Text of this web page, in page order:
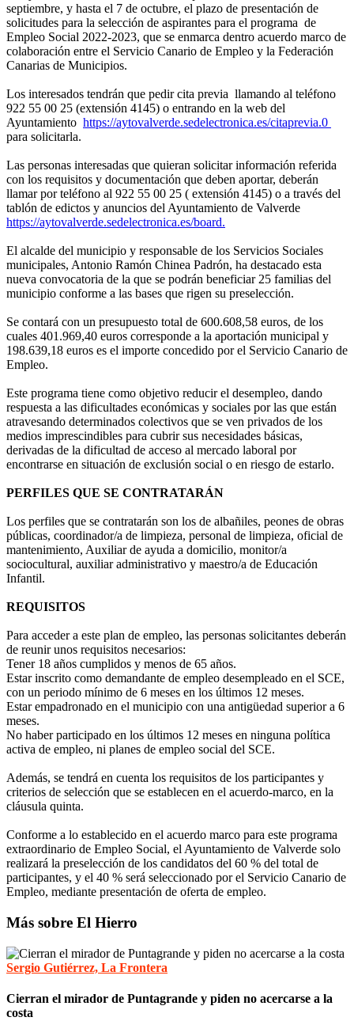
septiembre, y hasta el 7 de octubre, el plazo de presentación de
solicitudes para la selección de aspirantes para el programa de
Empleo Social 2022-2023, que se enmarca dentro acuerdo marco de
colaboración entre el Servicio Canario de Empleo y la Federación
Canarias de Municipios.
Los interesados tendrán que pedir cita previa llamando al teléfono
922 55 00 25 (extensión 4145) o entrando en la web del
Ayuntamiento https://aytovalverde.sedelectronica.es/citaprevia.0
para solicitarla.
Las personas interesadas que quieran solicitar información referida
con los requisitos y documentación que deben aportar, deberán
llamar por teléfono al 922 55 00 25 ( extensión 4145) o a través del
tablón de edictos y anuncios del Ayuntamiento de Valverde
https://aytovalverde.sedelectronica.es/board.
El alcalde del municipio y responsable de los Servicios Sociales
municipales, Antonio Ramón Chinea Padrón, ha destacado esta
nueva convocatoria de la que se podrán beneficiar 25 familias del
municipio conforme a las bases que rigen su preselección.
Se contará con un presupuesto total de 600.608,58 euros, de los
cuales 401.969,40 euros corresponde a la aportación municipal y
198.639,18 euros es el importe concedido por el Servicio Canario de
Empleo.
Este programa tiene como objetivo reducir el desempleo, dando
respuesta a las dificultades económicas y sociales por las que están
atravesando determinados colectivos que se ven privados de los
medios imprescindibles para cubrir sus necesidades básicas,
derivadas de la dificultad de acceso al mercado laboral por
encontrarse en situación de exclusión social o en riesgo de estarlo.
PERFILES QUE SE CONTRATARÁN
Los perfiles que se contratarán son los de albañiles, peones de obras
públicas, coordinador/a de limpieza, personal de limpieza, oficial de
mantenimiento, Auxiliar de ayuda a domicilio, monitor/a
sociocultural, auxiliar administrativo y maestro/a de Educación
Infantil.
REQUISITOS
Para acceder a este plan de empleo, las personas solicitantes deberán
de reunir unos requisitos necesarios:
Tener 18 años cumplidos y menos de 65 años.
Estar inscrito como demandante de empleo desempleado en el SCE,
con un periodo mínimo de 6 meses en los últimos 12 meses.
Estar empadronado en el municipio con una antigüedad superior a 6
meses.
No haber participado en los últimos 12 meses en ninguna política
activa de empleo, ni planes de empleo social del SCE.
Además, se tendrá en cuenta los requisitos de los participantes y
criterios de selección que se establecen en el acuerdo-marco, en la
cláusula quinta.
Conforme a lo establecido en el acuerdo marco para este programa
extraordinario de Empleo Social, el Ayuntamiento de Valverde solo
realizará la preselección de los candidatos del 60 % del total de
participantes, y el 40 % será seleccionado por el Servicio Canario de
Empleo, mediante presentación de oferta de empleo.
Más sobre El Hierro
Sergio Gutiérrez, La Frontera
Cierran el mirador de Puntagrande y piden no acercarse a la
costa